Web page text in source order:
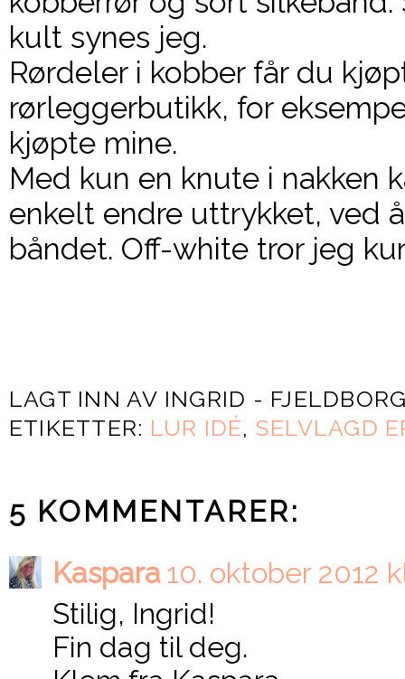
kult synes jeg.
Rørdeler i kobber får du
rørleggerbutikk, for
kjøpte mine.
Med kun en knute i nakken
enkelt endre uttrykket, ved
båndet. Off-white tror jeg
LAGT INN AV INGRID -
ETIKETTER: LUR IDÉ, SELVLAGD
5 KOMMENTARER:
Kaspara10. oktober 2012
Stilig, Ingrid!
Fin dag til deg.